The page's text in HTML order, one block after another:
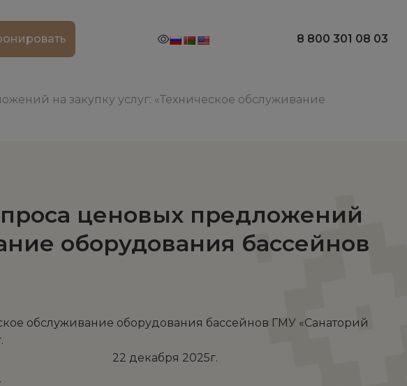
8 800 301 08 03
на закупку услуг: «Техническое обслуживание
ценовых предложений
оборудования бассейнов
обслуживание оборудования бассейнов ГМУ «Санаторий
2025г.